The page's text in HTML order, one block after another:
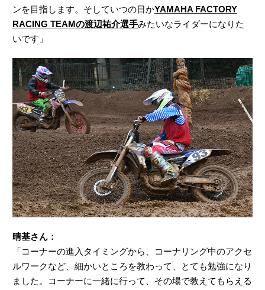
ンを目指します。そしていつの日かYAMAHA FACTORY
RACING TEAMの渡辺祐介選手みたいなライダーになりた
いです」
晴基さん：
「コーナーの進入タイミングから、コーナリング中のアクセ
ルワークなど、細かいところを教わって、とても勉強になり
ました。コーナーに一緒に行って、その場で教えてもらえる